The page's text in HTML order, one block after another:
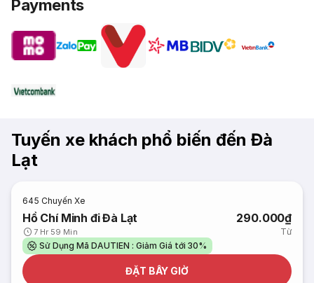
Payments
Tuyến xe khách phổ biến đến Đà
Lạt
645 Chuyến Xe
Hồ Chí Minh đi Đà Lạt
7 Hr 59 Min
290.000₫
Từ
Sử Dụng Mã DAUTIEN : Giảm Giá tới 30%
ĐẶT BÂY GIỜ